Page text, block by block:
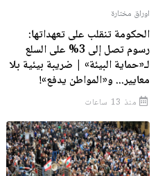
اوراق مختارة
الحكومة تنقلب على تعهداتها:
رسوم تصل إلى 3% على السلع
لـ«حماية البيئة» | ضريبة بيئية بلا
معايير... و«المواطن يدفع»!
منذ 13 ساعات